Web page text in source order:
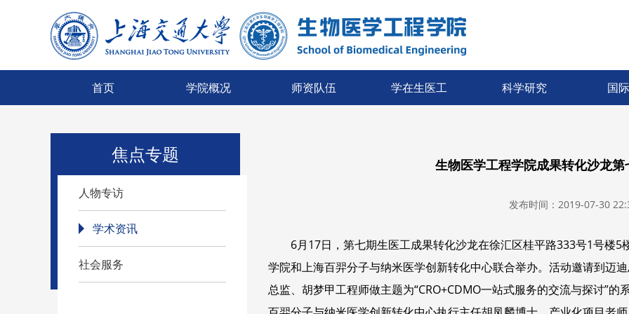
首页 学院概况 师资队伍 学在生医工 科学研究 国
焦点专题
人物专访
学术资讯
社会服务
生物医学工程学院成果转化沙龙
发布时间：2019-07-30
6月17日，第七期生医工成果转化沙龙在徐汇区桂平路333号1号楼
学院和上海百羿分子与纳米医学创新转化中心联合举办。活动邀请到迈
总监、胡梦甲工程师做主题为“CRO+CDMO一站式服务的交流与探讨”的